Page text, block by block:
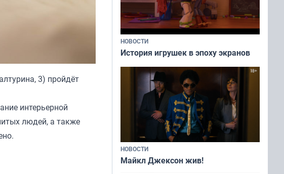
3) пройдёт
интерьерной
людей, а также
НОВОСТИ
История игрушек в эпоху экранов
НОВОСТИ
Майкл Джексон жив!